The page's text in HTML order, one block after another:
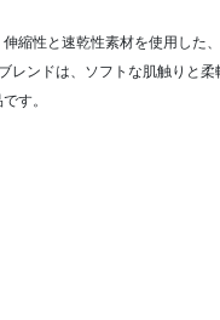
縮性と速乾性素材を使用した
レンドは、ソフトな肌触りと
す。